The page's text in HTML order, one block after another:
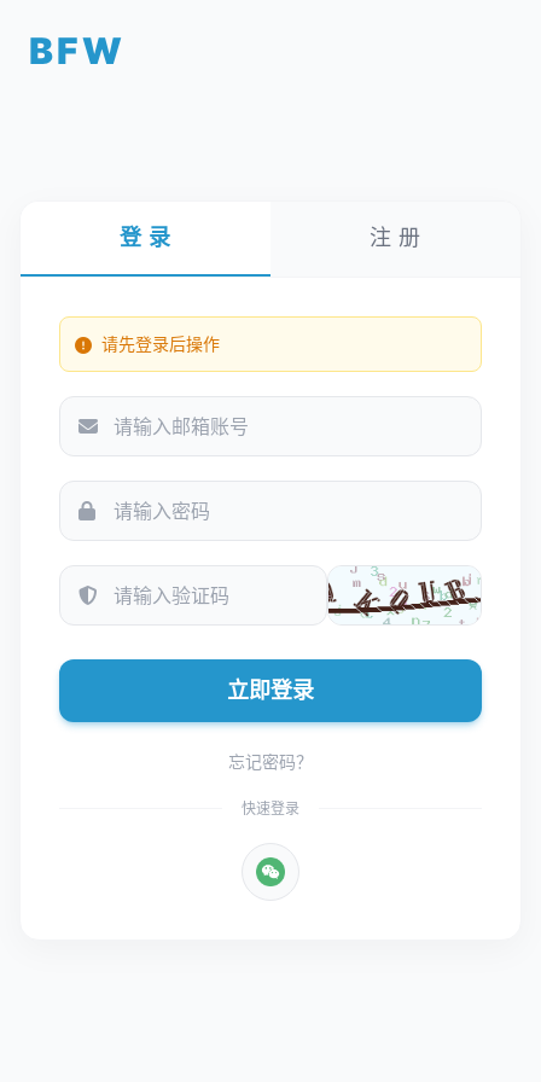
BFW
登 录 注 册
请先登录后操作
立即登录
忘记密码？
快速登录